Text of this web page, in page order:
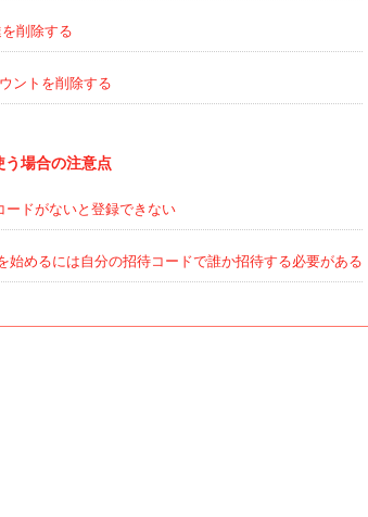
削除する
ントを削除する
場合の注意点
ードがないと登録できない
始めるには自分の招待コードで誰か招待する必要がある